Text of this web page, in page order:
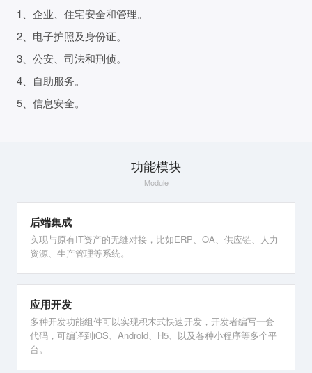
1、企业、住宅安全和管理。
2、电子护照及身份证。
3、公安、司法和刑侦。
4、自助服务。
5、信息安全。
功能模块
Module
后端集成
实现与原有IT资产的无缝对接，比如ERP、OA、供应链、人力
资源、生产管理等系统。
应用开发
多种开发功能组件可以实现积木式快速开发，开发者编写一套
代码，可编译到iOS、Androld、H5、以及各种小程序等多个平
台。